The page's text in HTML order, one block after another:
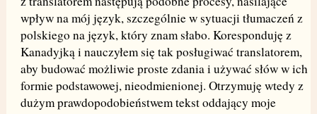
wpływ na mój język, szczególnie w sytuacji tłumaczeń z
polskiego na język, który znam słabo. Koresponduję z
Kanadyjką i nauczyłem się tak posługiwać translatorem,
aby budować możliwie proste zdania i używać słów w ich
formie podstawowej, nieodmienionej. Otrzymuję wtedy z
dużym prawdopodobieństwem tekst oddający moje